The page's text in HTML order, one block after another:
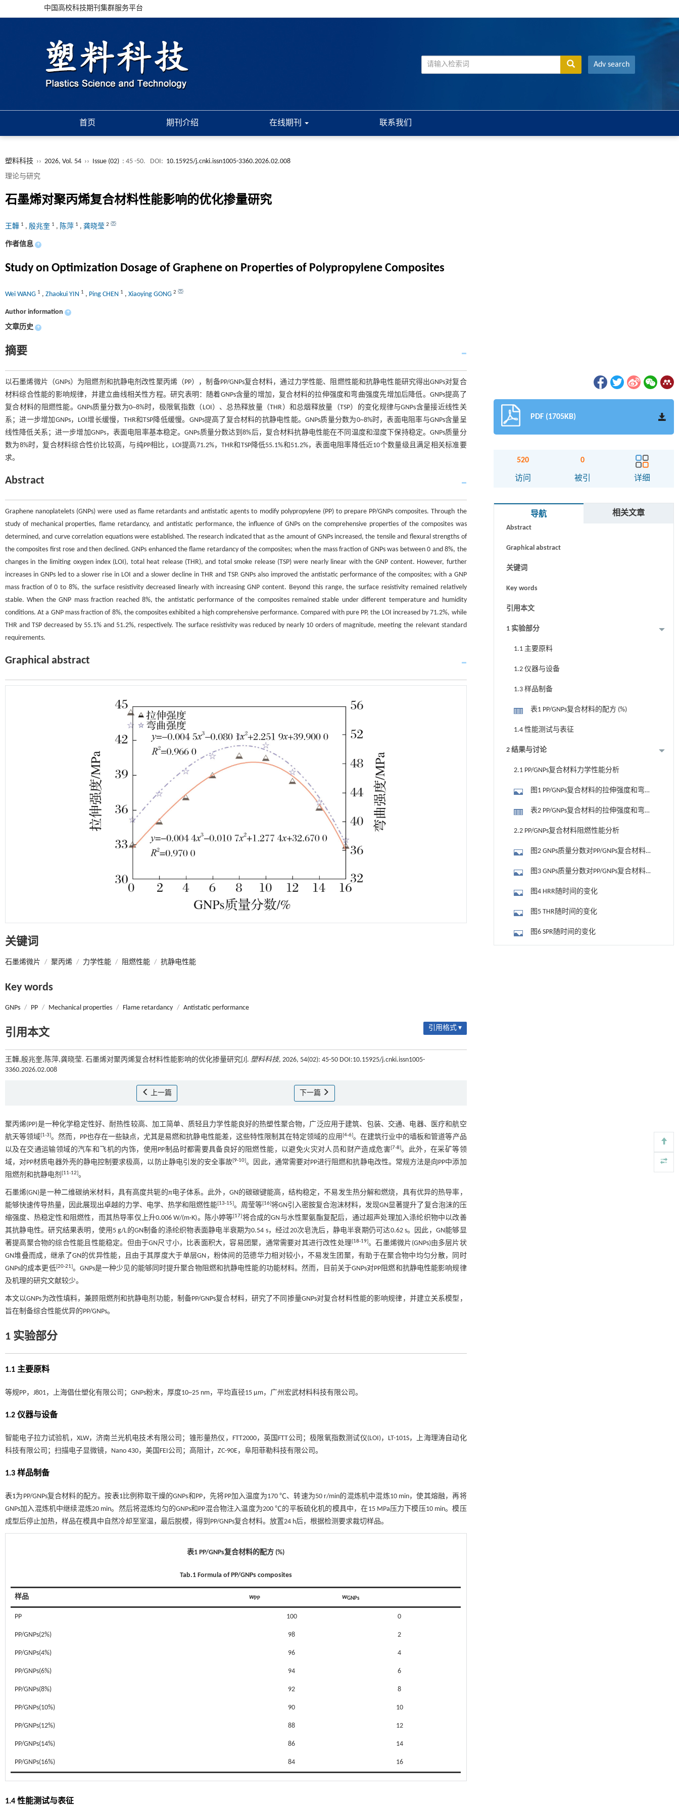
中国高校科技期刊集群服务平台
Adv search
首页 期刊介绍 在线期刊 联系我们
塑料科技 ›› 2026, Vol. 54 ›› Issue (02) : 45 -50. DOI: 10.15925/j.cnki.issn1005-3360.2026.02.008
理论与研究
石墨烯对聚丙烯复合材料性能影响的优化掺量研究
王韡 1 , 殷兆奎 1 , 陈萍 1 , 龚晓莹 2
作者信息 +
Study on Optimization Dosage of Graphene on Properties of Polypropylene Composites
Wei WANG 1 , Zhaokui YIN 1 , Ping CHEN 1 , Xiaoying GONG 2
Author information +
文章历史 +
摘要
以石墨烯微片（GNPs）为阻燃剂和抗静电剂改性聚丙烯（PP），制备PP/GNPs复合材料，通过力学性能、阻燃性能和抗静电性能研究得出GNPs对复合
材料综合性能的影响规律，并建立曲线相关性方程。研究表明：随着GNPs含量的增加，复合材料的拉伸强度和弯曲强度先增加后降低。GNPs提高了
复合材料的阻燃性能。GNPs质量分数为0~8%时，极限氧指数（LOI）、总热释放量（THR）和总烟释放量（TSP）的变化规律与GNPs含量接近线性关
系；进一步增加GNPs，LOI增长缓慢，THR和TSP降低缓慢。GNPs提高了复合材料的抗静电性能。GNPs质量分数为0~8%时，表面电阻率与GNPs含量呈
线性降低关系；进一步增加GNPs，表面电阻率基本稳定。GNPs质量分数达到8%后，复合材料抗静电性能在不同温度和湿度下保持稳定。GNPs质量分
数为8%时，复合材料综合性价比较高，与纯PP相比，LOI提高71.2%，THR和TSP降低55.1%和51.2%，表面电阻率降低近10个数量级且满足相关标准要
求。
Abstract
Graphene nanoplatelets (GNPs) were used as flame retardants and antistatic agents to modify polypropylene (PP) to prepare PP/GNPs composites. Through the
study of mechanical properties, flame retardancy, and antistatic performance, the influence of GNPs on the comprehensive properties of the composites was
determined, and curve correlation equations were established. The research indicated that as the amount of GNPs increased, the tensile and flexural strengths of
the composites first rose and then declined. GNPs enhanced the flame retardancy of the composites; when the mass fraction of GNPs was between 0 and 8%, the
changes in the limiting oxygen index (LOI), total heat release (THR), and total smoke release (TSP) were nearly linear with the GNP content. However, further
increases in GNPs led to a slower rise in LOI and a slower decline in THR and TSP. GNPs also improved the antistatic performance of the composites; with a GNP
mass fraction of 0 to 8%, the surface resistivity decreased linearly with increasing GNP content. Beyond this range, the surface resistivity remained relatively
stable. When the GNP mass fraction reached 8%, the antistatic performance of the composites remained stable under different temperature and humidity
conditions. At a GNP mass fraction of 8%, the composites exhibited a high comprehensive performance. Compared with pure PP, the LOI increased by 71.2%, while
THR and TSP decreased by 55.1% and 51.2%, respectively. The surface resistivity was reduced by nearly 10 orders of magnitude, meeting the relevant standard
requirements.
Graphical abstract
关键词
石墨烯微片 / 聚丙烯 / 力学性能 / 阻燃性能 / 抗静电性能
Key words
GNPs / PP / Mechanical properties / Flame retardancy / Antistatic performance
引用本文 引用格式 ▾
王韡,殷兆奎,陈萍,龚晓莹. 石墨烯对聚丙烯复合材料性能影响的优化掺量研究[J]. 塑料科技, 2026, 54(02): 45-50 DOI:10.15925/j.cnki.issn1005-
3360.2026.02.008
上一篇 下一篇
聚丙烯(PP)是一种化学稳定性好、耐热性较高、加工简单、质轻且力学性能良好的热塑性聚合物，广泛应用于建筑、包装、交通、电器、医疗和航空
航天等领域[1-3]。然而，PP也存在一些缺点，尤其是易燃和抗静电性能差，这些特性限制其在特定领域的应用 [4-6]。在建筑行业中的墙板和管道等产品
以及在交通运输领域的汽车和飞机的内饰，使用PP制品时都需要具备良好的阻燃性能，以避免火灾对人员和财产造成危害[7-8]。此外，在采矿等领
域，对PP材质电器外壳的静电控制要求极高，以防止静电引发的安全事故[9-10]。因此，通常需要对PP进行阻燃和抗静电改性。常规方法是向PP中添加
阻燃剂和抗静电剂 [11-12]。
石墨烯(GN)是一种二维碳纳米材料，具有高度共轭的π电子体系。此外，GN的碳碳键能高，结构稳定，不易发生热分解和燃烧，具有优异的热导率，
能够快速传导热量，因此展现出卓越的力学、电学、热学和阻燃性能[13-15]。周莹等[16]将GN引入密胺复合泡沫材料，发现GN显著提升了复合泡沫的压
缩强度、热稳定性和阻燃性，而其热导率仅上升0.006 W/(m·K)。陈小婷等[17]将合成的GN与水性聚氨酯复配后，通过超声处理加入涤纶织物中以改善
其抗静电性。研究结果表明，使用5 g/L的GN制备的涤纶织物表面静电半衰期为0.54 s，经过20次皂洗后，静电半衰期仍可达0.62 s。因此，GN能够显
著提高聚合物的综合性能且性能稳定。但由于GN尺寸小，比表面积大，容易团聚，通常需要对其进行改性处理[18-19]。石墨烯微片(GNPs)由多层片状
GN堆叠而成，继承了GN的优异性能，且由于其厚度大于单层GN，粉体间的范德华力相对较小，不易发生团聚，有助于在聚合物中均匀分散，同时
GNPs的成本更低[20-21]。GNPs是一种少见的能够同时提升聚合物阻燃和抗静电性能的功能材料。然而，目前关于GNPs对PP阻燃和抗静电性能影响规律
及机理的研究文献较少。
本文以GNPs为改性填料，兼顾阻燃剂和抗静电剂功能，制备PP/GNPs复合材料，研究了不同掺量GNPs对复合材料性能的影响规律，并建立关系模型，
旨在制备综合性能优异的PP/GNPs。
1 实验部分
1.1 主要原料
等规PP，J801，上海倡仕塑化有限公司；GNPs粉末，厚度10~25 nm，平均直径15 μm，广州宏武材料科技有限公司。
1.2 仪器与设备
智能电子拉力试验机，XLW，济南兰光机电技术有限公司；锥形量热仪，FTT2000，英国FTT公司；极限氧指数测试仪(LOI)，LT-101S，上海理涛自动化
科技有限公司；扫描电子显微镜，Nano 430，美国FEI公司；高阻计，ZC-90E，阜阳菲勒科技有限公司。
1.3 样品制备
表1为PP/GNPs复合材料的配方。按表1比例称取干燥的GNPs和PP，先将PP加入温度为170 ℃、转速为50 r/min的混炼机中混炼10 min，使其熔融，再将
GNPs加入混炼机中继续混炼20 min。然后将混炼均匀的GNPs和PP混合物注入温度为200 ℃的平板硫化机的模具中，在15 MPa压力下模压10 min。模压
成型后停止加热，样品在模具中自然冷却至室温，最后脱模，得到PP/GNPs复合材料。放置24 h后，根据检测要求裁切样品。
表1 PP/GNPs复合材料的配方 (%)
Tab.1 Formula of PP/GNPs composites
样品 wPP wGNPs
PP 100 0
PP/GNPs(2%) 98 2
PP/GNPs(4%) 96 4
PP/GNPs(6%) 94 6
PP/GNPs(8%) 92 8
PP/GNPs(10%) 90 10
PP/GNPs(12%) 88 12
PP/GNPs(14%) 86 14
PP/GNPs(16%) 84 16
1.4 性能测试与表征
PDF (1705KB)
520
访问
0
被引 详细
导航 相关文章
Abstract
Graphical abstract
关键词
Key words
引用本文
1 实验部分
1.1 主要原料
1.2 仪器与设备
1.3 样品制备
表1 PP/GNPs复合材料的配方 (%)
1.4 性能测试与表征
2 结果与讨论
2.1 PP/GNPs复合材料力学性能分析
图1 PP/GNPs复合材料的拉伸强度和弯曲
强度
表2 PP/GNPs复合材料的拉伸强度和弯曲
强度的拟合结果
2.2 PP/GNPs复合材料阻燃性能分析
图2 GNPs质量分数对PP/GNPs复合材料
LOI和THR的影响
图3 GNPs质量分数对PP/GNPs复合材料
图4 HRR随时间的变化
图5 THR随时间的变化
图6 SPR随时间的变化